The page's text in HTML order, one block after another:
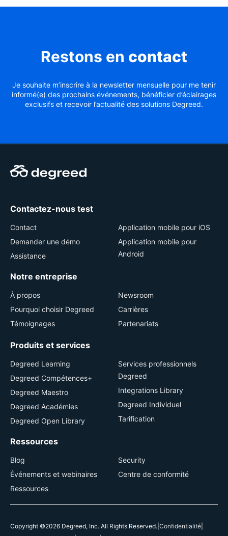
Restons en contact
Je souhaite m’inscrire à la newsletter mensuelle pour me tenir
informé(e) des prochains événements, bénéficier d’éclairages
exclusifs et recevoir l’actualité des solutions Degreed.
Contactez-nous test
Contact
Demander une démo
Assistance
Application mobile pour iOS
Application mobile pour
Android
Notre entreprise
À propos
Pourquoi choisir Degreed
Témoignages
Newsroom
Carrières
Partenariats
Produits et services
Degreed Learning
Degreed Compétences+
Degreed Maestro
Degreed Académies
Degreed Open Library
Services professionnels
Degreed
Integrations Library
Degreed Individuel
Tarification
Ressources
Blog
Événements et webinaires
Ressources
Security
Centre de conformité
Copyright ©2026 Degreed, Inc. All Rights Reserved. Confidentialité